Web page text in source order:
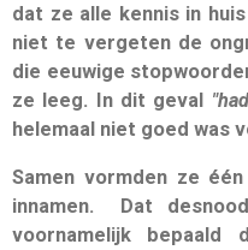
dat ze alle kennis in
niet te vergeten de
die eeuwige
ze leeg. In dit geval
helemaal niet goed was
Samen vormden ze
innamen. Dat
voornamelijk